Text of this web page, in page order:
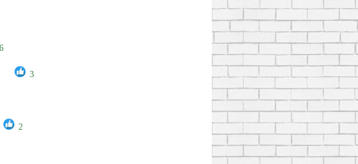
6
3
2